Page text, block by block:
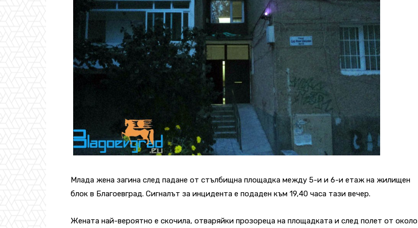
Млада жена загина след падане от стълбищна площадка между 5-и и 6-и етаж на жилищен
блок в Благоевград. Сигналът за инцидента е подаден към 19,40 часа тази вечер.
Жената най-вероятно е скочила, отваряйки прозореца на площадката и след полет от около